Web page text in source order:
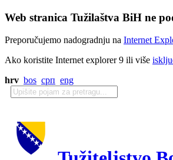
Web stranica Tužilaštva BiH ne
Preporučujemo nadogradnju na Internet
Ako koristite Internet explorer 9 ili više
hrv bos срп eng